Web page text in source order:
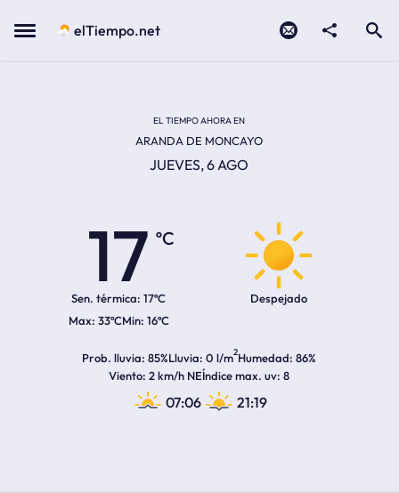
Menu elTiempo.net
EL TIEMPO AHORA EN
ARANDA DE MONCAYO
JUEVES, 6 AGO
17
ºC
Sen. térmica: 17ºC
33ºC 16ºC
Despejado
Prob. lluvia 85%Lluvia 0 l/m2Humedad 86%
Viento 2 km/h NEÍndice max. uv 8
07:06 21:19